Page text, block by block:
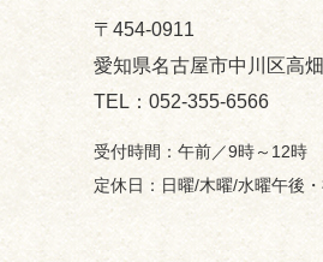
〒454-0911
愛知県名古屋市中川区高
052-355-6566
午前／9時～12時
日曜/木曜/水曜午後